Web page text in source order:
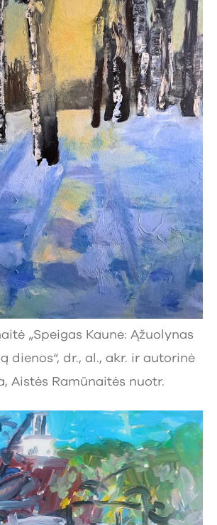
„Speigas Kaune: Ąžuolynas
dienos“, dr., al., akr. ir autorinė
Aistės Ramūnaitės nuotr.